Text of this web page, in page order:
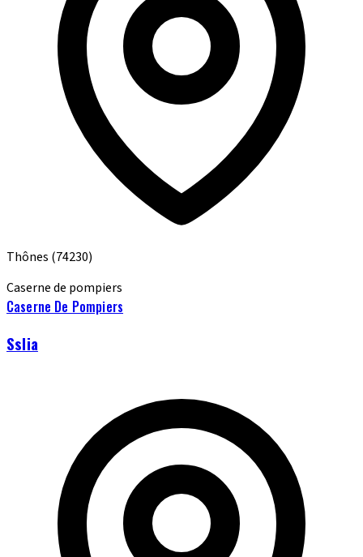
Thônes (74230)
Caserne de pompiers
Caserne De Pompiers
Sslia